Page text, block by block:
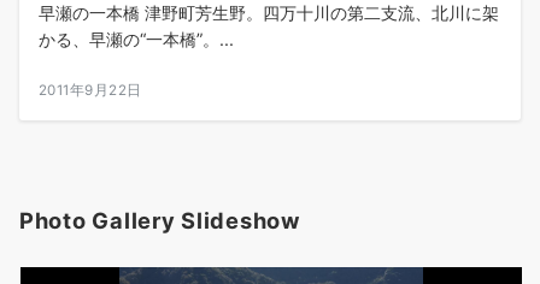
早瀬の一本橋 津野町芳生野。四万十川の第二支流、北川に架
かる、早瀬の“一本橋”。...
2011年9月22日
Photo Gallery Slideshow